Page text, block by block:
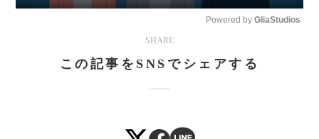
Play Mute
Powered by GliaStudios
SHARE
この記事をSNSでシェアする